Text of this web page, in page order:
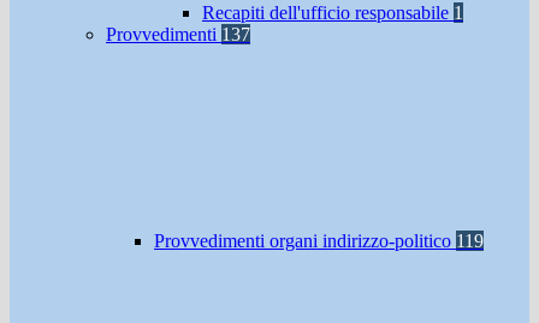
Recapiti dell'ufficio responsabile 1
Provvedimenti 137
Provvedimenti organi indirizzo-politico 119